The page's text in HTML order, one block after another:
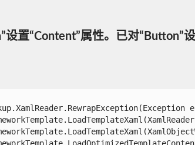
置“Content”属性。已对“Button”